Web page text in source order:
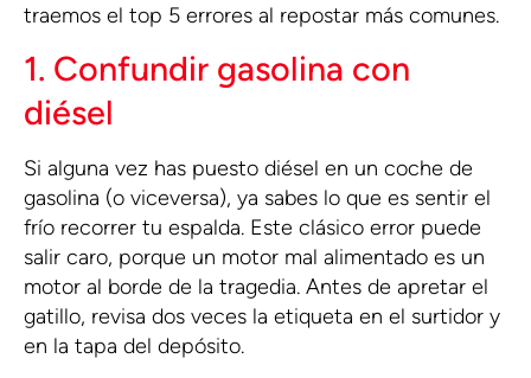
traemos el top 5 errores al repostar más comunes.
1. Confundir gasolina con
diésel
Si alguna vez has puesto diésel en un coche de
gasolina (o viceversa), ya sabes lo que es sentir el
frío recorrer tu espalda. Este clásico error puede
salir caro, porque un motor mal alimentado es un
motor al borde de la tragedia. Antes de apretar el
gatillo, revisa dos veces la etiqueta en el surtidor y
en la tapa del depósito.